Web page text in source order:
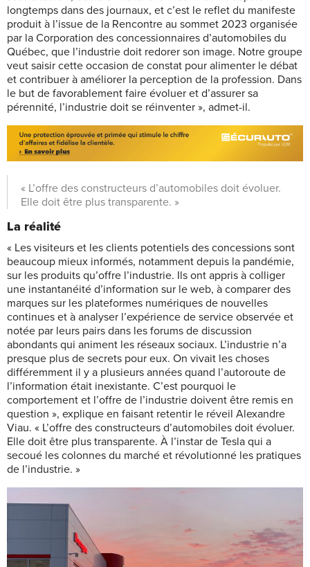
longtemps dans des journaux, et c’est le reflet du manifeste
produit à l’issue de la Rencontre au sommet 2023 organisée
par la Corporation des concessionnaires d’automobiles du
Québec, que l’industrie doit redorer son image. Notre groupe
veut saisir cette occasion de constat pour alimenter le débat
et contribuer à améliorer la perception de la profession. Dans
le but de favorablement faire évoluer et d’assurer sa
pérennité, l’industrie doit se réinventer », admet-il.
« L’offre des constructeurs d’automobiles doit évoluer.
Elle doit être plus transparente. »
La réalité
« Les visiteurs et les clients potentiels des concessions sont
beaucoup mieux informés, notamment depuis la pandémie,
sur les produits qu’offre l’industrie. Ils ont appris à colliger
une instantanéité d’information sur le web, à comparer des
marques sur les plateformes numériques de nouvelles
continues et à analyser l’expérience de service observée et
notée par leurs pairs dans les forums de discussion
abondants qui animent les réseaux sociaux. L’industrie n’a
presque plus de secrets pour eux. On vivait les choses
différemment il y a plusieurs années quand l’autoroute de
l’information était inexistante. C’est pourquoi le
comportement et l’offre de l’industrie doivent être remis en
question », explique en faisant retentir le réveil Alexandre
Viau. « L’offre des constructeurs d’automobiles doit évoluer.
Elle doit être plus transparente. À l’instar de Tesla qui a
secoué les colonnes du marché et révolutionné les pratiques
de l’industrie. »